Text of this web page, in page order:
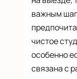
важным
чистое
особенно
связана с